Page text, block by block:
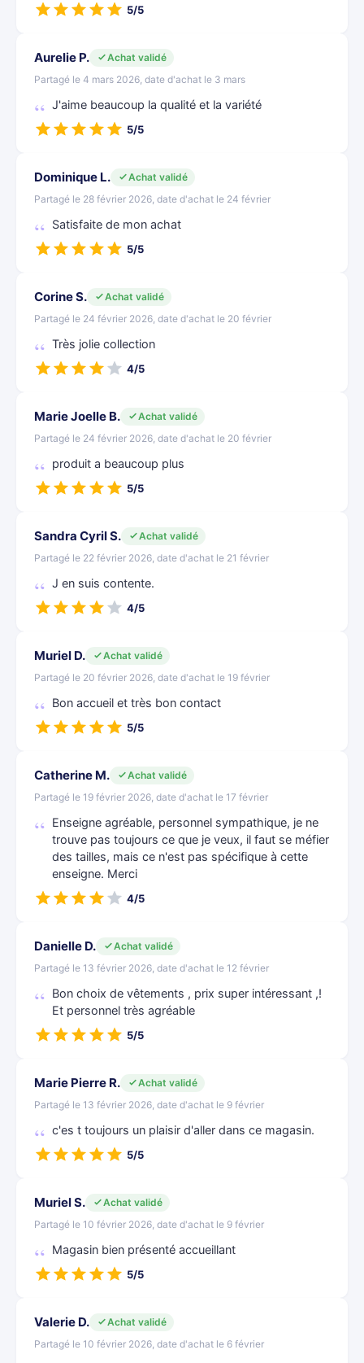
5/5
Aurelie P.
Achat validé
Partagé le 4 mars 2026, date d'achat le 3 mars
J'aime beaucoup la qualité et la variété
5/5
Dominique L.
Achat validé
Partagé le 28 février 2026, date d'achat le 24 février
Satisfaite de mon achat
5/5
Corine S.
Achat validé
Partagé le 24 février 2026, date d'achat le 20 février
Très jolie collection
4/5
Marie Joelle B.
Achat validé
Partagé le 24 février 2026, date d'achat le 20 février
produit a beaucoup plus
5/5
Sandra Cyril S.
Achat validé
Partagé le 22 février 2026, date d'achat le 21 février
J en suis contente.
4/5
Muriel D.
Achat validé
Partagé le 20 février 2026, date d'achat le 19 février
Bon accueil et très bon contact
5/5
Catherine M.
Achat validé
Partagé le 19 février 2026, date d'achat le 17 février
Enseigne agréable, personnel sympathique, je ne
trouve pas toujours ce que je veux, il faut se méfier
des tailles, mais ce n'est pas spécifique à cette
enseigne. Merci
4/5
Danielle D.
Achat validé
Partagé le 13 février 2026, date d'achat le 12 février
Bon choix de vêtements , prix super intéressant ,!
Et personnel très agréable
5/5
Marie Pierre R.
Achat validé
Partagé le 13 février 2026, date d'achat le 9 février
c'es t toujours un plaisir d'aller dans ce magasin.
5/5
Muriel S.
Achat validé
Partagé le 10 février 2026, date d'achat le 9 février
Magasin bien présenté accueillant
5/5
Valerie D.
Achat validé
Partagé le 10 février 2026, date d'achat le 6 février